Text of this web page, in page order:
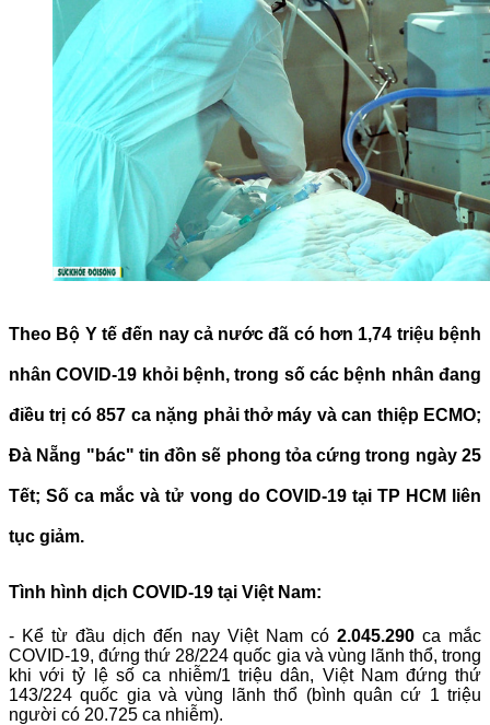
Theo Bộ Y tế đến nay cả nước đã có hơn 1,74 triệu bệnh
nhân COVID-19 khỏi bệnh, trong số các bệnh nhân đang
điều trị có 857 ca nặng phải thở máy và can thiệp ECMO;
Đà Nẵng "bác" tin đồn sẽ phong tỏa cứng trong ngày 25
Tết; Số ca mắc và tử vong do COVID-19 tại TP HCM liên
tục giảm.
Tình hình dịch COVID-19 tại Việt Nam:
- Kể từ đầu dịch đến nay Việt Nam có 2.045.290ca mắc
COVID-19, đứng thứ 28/224 quốc gia và vùng lãnh thổ, trong
khi với tỷ lệ số ca nhiễm/1 triệu dân, Việt Nam đứng thứ
143/224 quốc gia và vùng lãnh thổ (bình quân cứ 1 triệu
người có 20.725 ca nhiễm).